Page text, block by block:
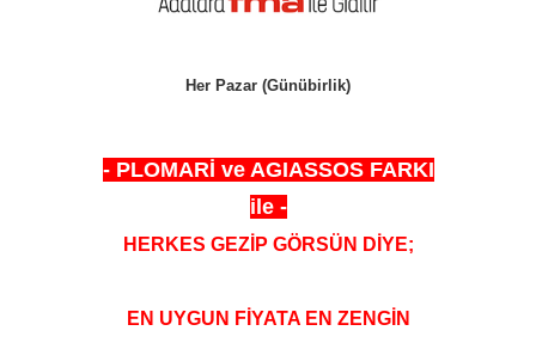
Her Pazar (Günübirlik)
- PLOMARİ ve AGIASSOS FARKI
ile -
HERKES GEZİP GÖRSÜN DİYE;
EN UYGUN FİYATA EN ZENGİN